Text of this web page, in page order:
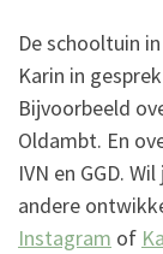
De schooltuin
Karin in
Bijvoorbeeld
Oldambt. En
IVN en GGD.
andere
Instagram of